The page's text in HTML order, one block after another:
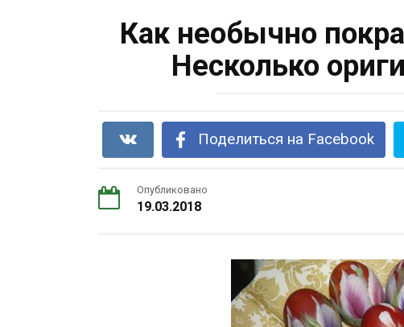
Как необычно
Несколько
Поделиться на Facebook
Опубликовано
19.03.2018